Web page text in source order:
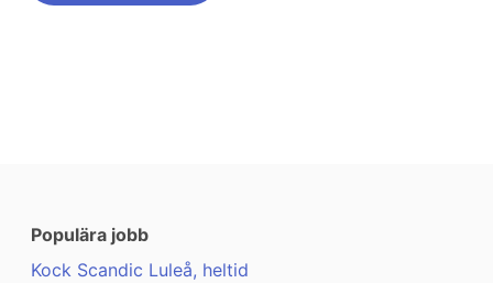
Populära jobb
Kock Scandic Luleå, heltid